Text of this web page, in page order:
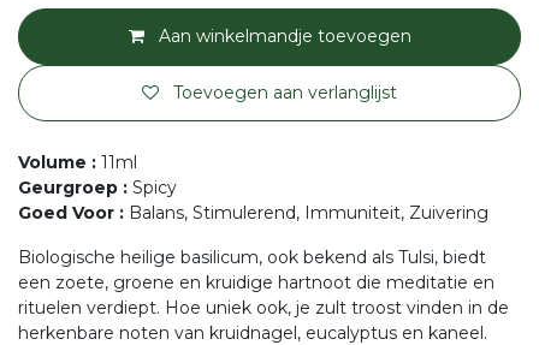
Aan winkelmandje toevoegen
Toevoegen aan verlanglijst
Volume : 11ml
Geurgroep : Spicy
Goed Voor : Balans, Stimulerend, Immuniteit, Zuivering
Biologische heilige basilicum, ook bekend als Tulsi, biedt
een zoete, groene en kruidige hartnoot die meditatie en
rituelen verdiept. Hoe uniek ook, je zult troost vinden in de
herkenbare noten van kruidnagel, eucalyptus en kaneel.